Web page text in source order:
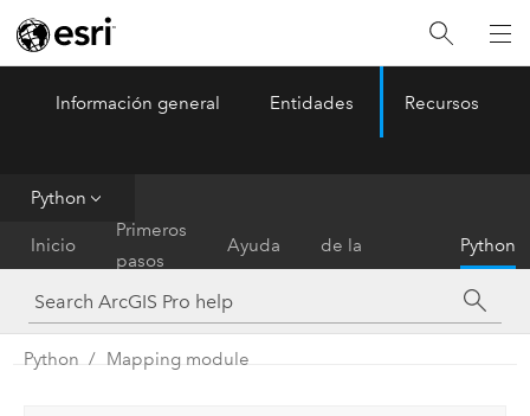
ArcGIS Pro Menu
Información general Entidades Recursos
Python
Inicio
Primeros
pasos
Ayuda
de la
herramienta
Python
Python Mapping module